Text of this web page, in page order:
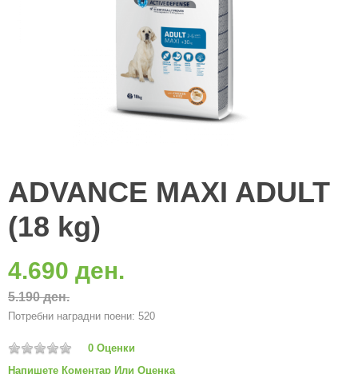
ADVANCE MAXI ADULT
(18 kg)
4.690 ден.
5.190 ден.
Потребни наградни поени: 520
0 Оценки
Напишете Коментар Или Оценка